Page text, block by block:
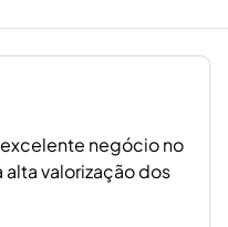
negócio no
valorização dos